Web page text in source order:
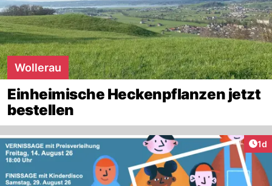
Wollerau
Einheimische Heckenpflanzen jetzt
bestellen
1d